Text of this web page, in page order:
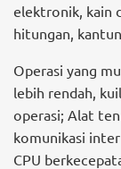
elektronik, kain
hitungan,
Operasi yang
lebih rendah,
operasi; Alat
komunikasi
CPU